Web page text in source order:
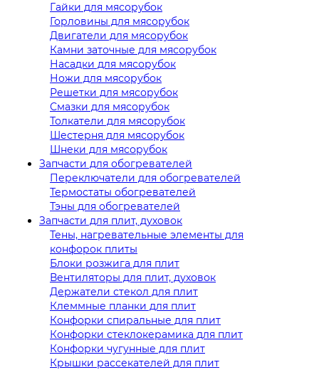
Гайки для мясорубок
Горловины для мясорубок
Двигатели для мясорубок
Камни заточные для мясорубок
Насадки для мясорубок
Ножи для мясорубок
Решетки для мясорубок
Смазки для мясорубок
Толкатели для мясорубок
Шестерня для мясорубок
Шнеки для мясорубок
Запчасти для обогревателей
Переключатели для обогревателей
Термостаты обогревателей
Тэны для обогревателей
Запчасти для плит, духовок
Тены, нагревательные элементы для
конфорок плиты
Блоки розжига для плит
Вентиляторы для плит, духовок
Держатели стекол для плит
Клеммные планки для плит
Конфорки спиральные для плит
Конфорки стеклокерамика для плит
Конфорки чугунные для плит
Крышки рассекателей для плит